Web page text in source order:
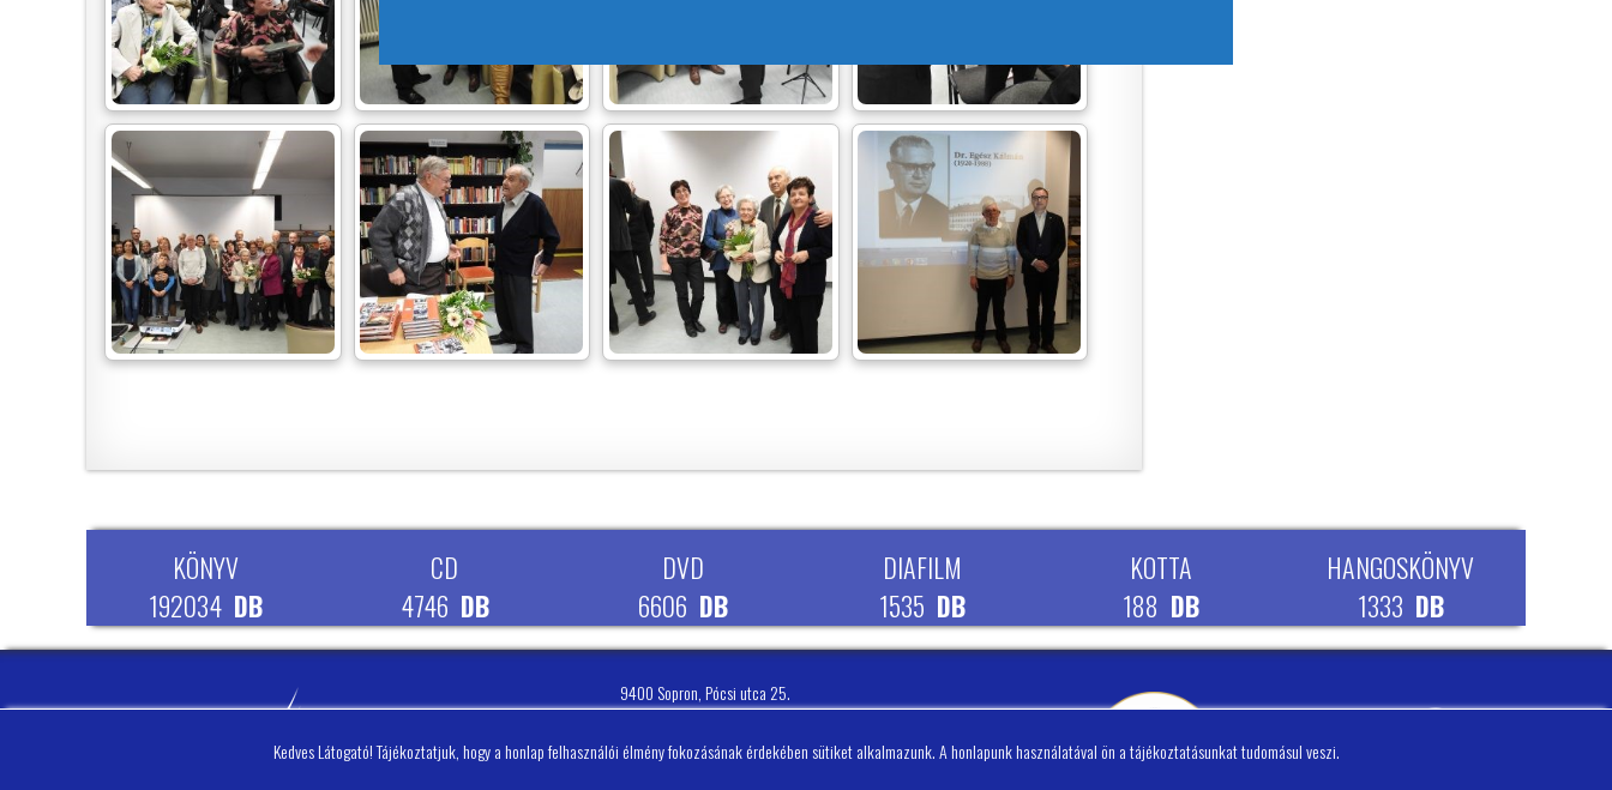
KÖNYV
192034 DB
CD
4746 DB
DVD
6606 DB
DIAFILM
1535 DB
KOTTA
188 DB
HANGOSKÖNYV
1333 DB
9400 Sopron, Pócsi utca 25.
nyitva K: 10-18 Sze-Cs: 10-16 P: 10-18. Szo: 10-13.
Telefon: 0036/99/511-250
Fax.: 0036/99/311-418
Kedves Látogató! Tájékoztatjuk, hogy a honlap felhasználói élmény fokozásának érdekében sütiket alkalmazunk. A honlapunk használatával ön a tájékoztatásunkat tudomásul veszi.